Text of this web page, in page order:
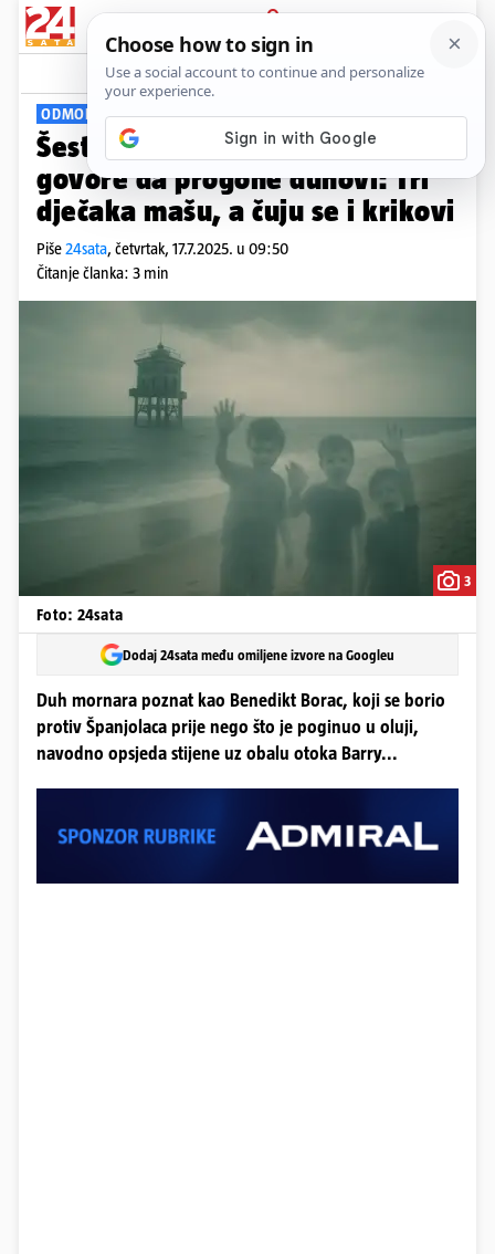
PRIJAVA
Viral Komentari
ODMOR IZ NOĆNE MORE
Šest jezivih ljetovališta za koja
govore da progone duhovi: Tri
dječaka mašu, a čuju se i krikovi
Piše24sata, četvrtak, 17.7.2025. u 09:50
Čitanje članka: 3 min
3
Foto: 24sata
Dodaj 24sata među omiljene izvore na Googleu
Duh mornara poznat kao Benedikt Borac, koji se borio
protiv Španjolaca prije nego što je poginuo u oluji,
navodno opsjeda stijene uz obalu otoka Barry...